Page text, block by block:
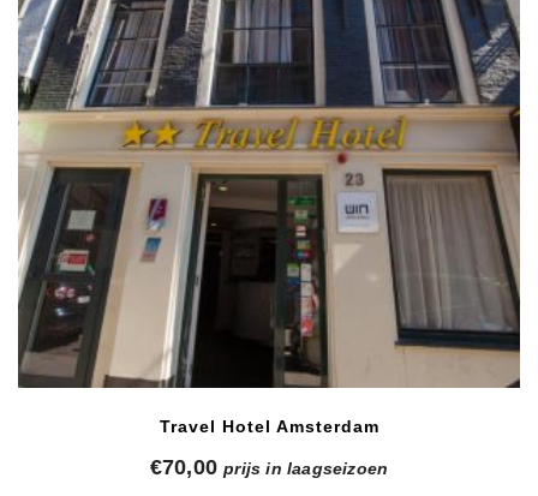
Travel Hotel Amsterdam
€70,00 prijs in laagseizoen